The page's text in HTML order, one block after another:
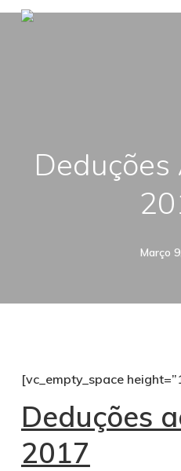
Skip
Deduções
Março
[vc_empty_space
Deduções
2017